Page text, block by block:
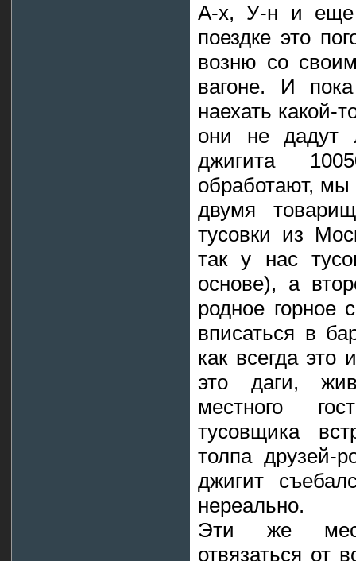
А-х, У-н и еще
поездке это
возню со
вагоне. И
наехать какой-
они не дадут
джигита
обработают,
двумя
тусовки из
так у нас
основе), а
родное горное
вписаться в
как всегда
это даги,
местного
тусовщика
толпа друзей-
джигит
нереально.
Эти же
отвязаться от